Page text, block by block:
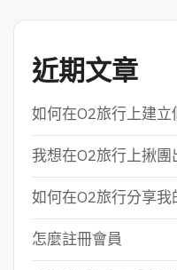
近期文章
如何在O2旅行上建立
我想在O2旅行上揪團
如何在O2旅行分享我
怎麼註冊會員